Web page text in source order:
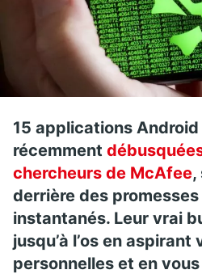
15 applications
récemment
chercheurs de McAfee,
derrière des
instantanés. Leur vrai
jusqu’à l’os en aspirant
personnelles et en